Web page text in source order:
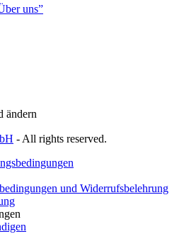
uns”
ändern
- All rights reserved.
und Widerrufsbelehrung